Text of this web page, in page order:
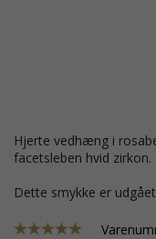
hjerte vedhæng i rosabelagt sølv med blank overflade og
facetsleben hvid zirkon.
Dette smykke er